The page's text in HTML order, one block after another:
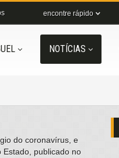
encontre rápido
NOTÍCIAS
do coronavírus, e
publicado no